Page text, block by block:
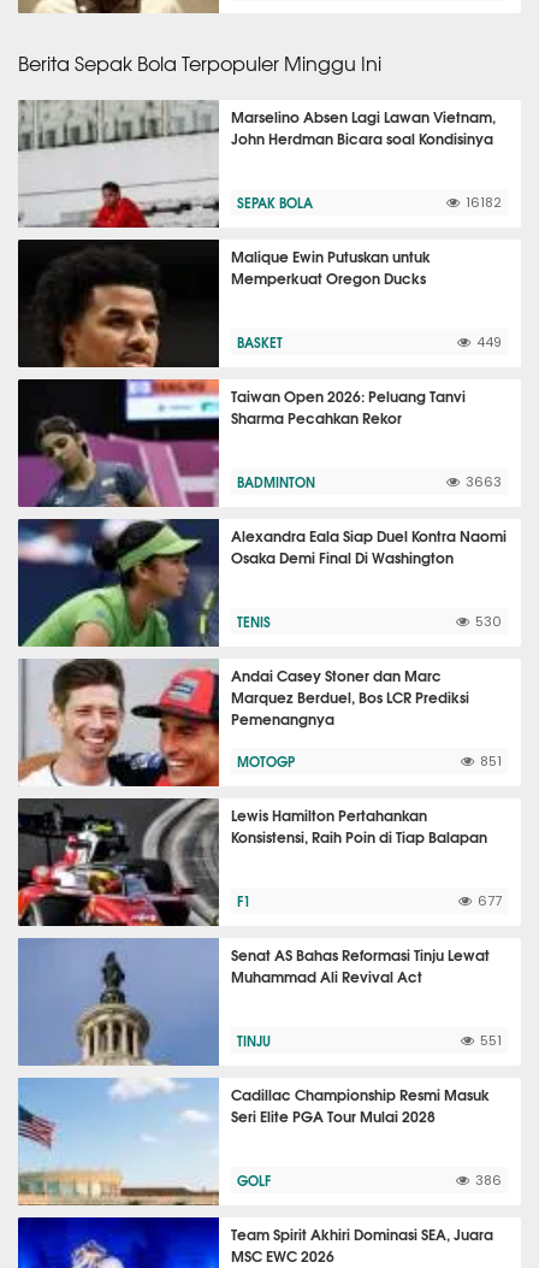
Berita Sepak Bola Terpopuler Minggu Ini
Marselino Absen Lagi Lawan Vietnam,
John Herdman Bicara soal Kondisinya
SEPAK BOLA 16182
Malique Ewin Putuskan untuk
Memperkuat Oregon Ducks
BASKET 449
Taiwan Open 2026: Peluang Tanvi
Sharma Pecahkan Rekor
BADMINTON 3663
Alexandra Eala Siap Duel Kontra Naomi
Osaka Demi Final Di Washington
TENIS 530
Andai Casey Stoner dan Marc
Marquez Berduel, Bos LCR Prediksi
Pemenangnya
MOTOGP 851
Lewis Hamilton Pertahankan
Konsistensi, Raih Poin di Tiap Balapan
F1 677
Senat AS Bahas Reformasi Tinju Lewat
Muhammad Ali Revival Act
TINJU 551
Cadillac Championship Resmi Masuk
Seri Elite PGA Tour Mulai 2028
GOLF 386
Team Spirit Akhiri Dominasi SEA, Juara
MSC EWC 2026